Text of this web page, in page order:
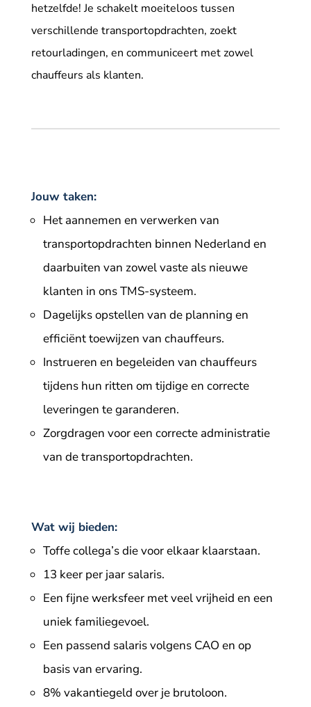
hetzelfde! Je schakelt moeiteloos tussen
verschillende transportopdrachten, zoekt
retourladingen, en communiceert met zowel
chauffeurs als klanten.
Jouw taken:
Het aannemen en verwerken van
transportopdrachten binnen Nederland en
daarbuiten van zowel vaste als nieuwe
klanten in ons TMS-systeem.
Dagelijks opstellen van de planning en
efficiënt toewijzen van chauffeurs.
Instrueren en begeleiden van chauffeurs
tijdens hun ritten om tijdige en correcte
leveringen te garanderen.
Zorgdragen voor een correcte administratie
van de transportopdrachten.
Wat wij bieden:
Toffe collega’s die voor elkaar klaarstaan.
13 keer per jaar salaris.
Een fijne werksfeer met veel vrijheid en een
uniek familiegevoel.
Een passend salaris volgens CAO en op
basis van ervaring.
8% vakantiegeld over je brutoloon.